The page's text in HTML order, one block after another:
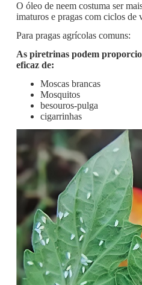
O óleo de neem costuma ser
imaturos e pragas com ciclos de
Para pragas agrícolas comuns:
As piretrinas podem
eficaz de:
Moscas brancas
Mosquitos
besouros-pulga
cigarrinhas